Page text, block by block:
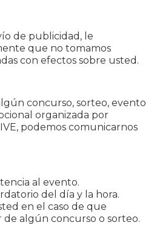
de publicidad, le
que no tomamos
con efectos sobre usted.
concurso, sorteo, evento
organizada por
podemos comunicarnos
al evento.
del día y la hora.
en el caso de que
de algún concurso o sorteo.